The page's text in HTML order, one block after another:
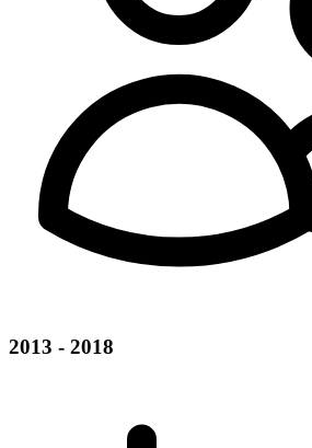
2013 - 2018